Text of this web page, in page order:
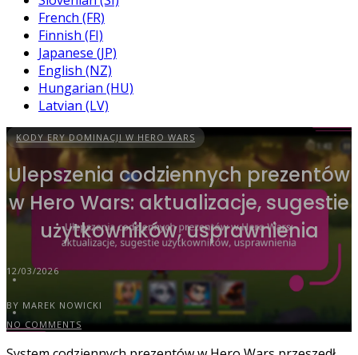
French (FR)
Finnish (FI)
Japanese (JP)
English (NZ)
Hungarian (HU)
Latvian (LV)
KODY ERY DOMINACJI W HERO WARS
Ulepszenia codziennych prezentów
w Hero Wars: aktualizacje, sugestie
użytkowników, usprawnienia
12/03/2026
BY MAREK NOWICKI
NO COMMENTS